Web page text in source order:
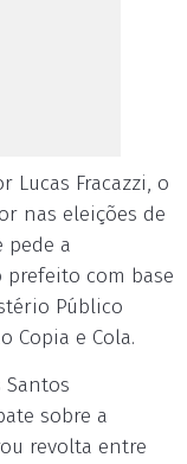
Lucas Fracazzi, o
nas eleições de
pede a
prefeito com base
Público
Copia e Cola.
Santos
sobre a
revolta entre